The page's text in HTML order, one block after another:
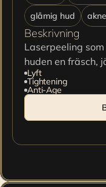
glåmig hud
Beskrivning
Laserpeeling
huden en fräsch,
Lyft
Tightening
Anti-Age